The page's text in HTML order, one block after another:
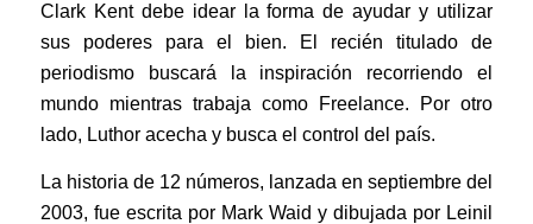
Clark Kent debe idear la forma de ayudar y utilizar
sus poderes para el bien. El recién titulado de
periodismo buscará la inspiración recorriendo el
mundo mientras trabaja como Freelance. Por otro
lado, Luthor acecha y busca el control del país.
La historia de 12 números, lanzada en septiembre del
2003, fue escrita por Mark Waid y dibujada por Leinil